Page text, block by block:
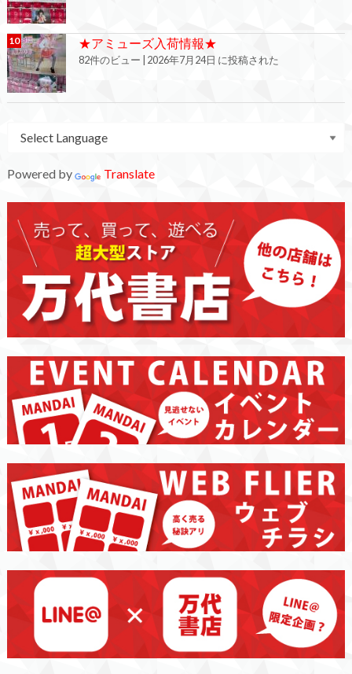
★アミューズ入荷情報★
82件のビュー 2026年7月24日 に投稿された
Powered by Translate